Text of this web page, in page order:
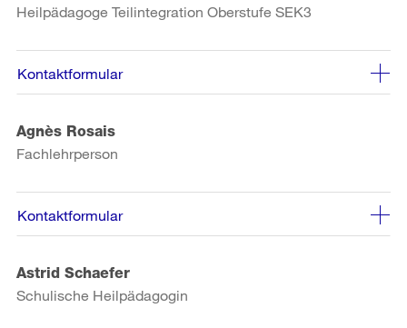
Heilpädagoge Teilintegration Oberstufe SEK3
Kontaktformular
Agnès Rosais
Fachlehrperson
Kontaktformular
Astrid Schaefer
Schulische Heilpädagogin